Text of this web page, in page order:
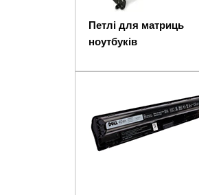
Петлі для матриць
ноутбуків